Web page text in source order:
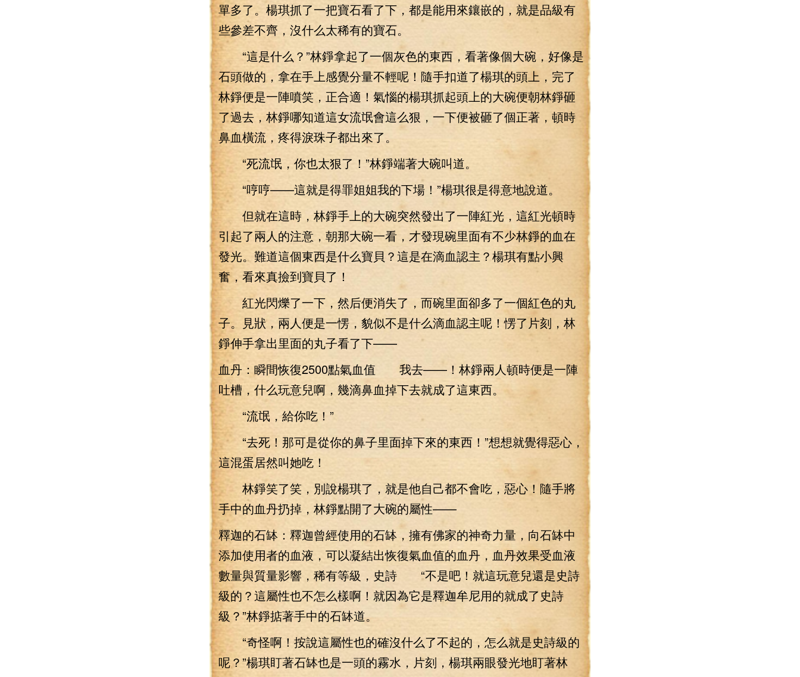
單多了。楊琪抓了一把寶石看了下，都是能用來鑲嵌的，就是品級有
些參差不齊，沒什么太稀有的寶石。
“這是什么？”林錚拿起了一個灰色的東西，看著像個大碗，好像是
石頭做的，拿在手上感覺分量不輕呢！隨手扣道了楊琪的頭上，完了
林錚便是一陣噴笑，正合適！氣惱的楊琪抓起頭上的大碗便朝林錚砸
了過去，林錚哪知道這女流氓會這么狠，一下便被砸了個正著，頓時
鼻血橫流，疼得淚珠子都出來了。
“死流氓，你也太狠了！”林錚端著大碗叫道。
“哼哼——這就是得罪姐姐我的下場！”楊琪很是得意地說道。
但就在這時，林錚手上的大碗突然發出了一陣紅光，這紅光頓時
引起了兩人的注意，朝那大碗一看，才發現碗里面有不少林錚的血在
發光。難道這個東西是什么寶貝？這是在滴血認主？楊琪有點小興
奮，看來真撿到寶貝了！
紅光閃爍了一下，然后便消失了，而碗里面卻多了一個紅色的丸
子。見狀，兩人便是一愣，貌似不是什么滴血認主呢！愣了片刻，林
錚伸手拿出里面的丸子看了下——
血丹：瞬間恢復2500點氣血值 我去——！林錚兩人頓時便是一陣
吐槽，什么玩意兒啊，幾滴鼻血掉下去就成了這東西。
“流氓，給你吃！”
“去死！那可是從你的鼻子里面掉下來的東西！”想想就覺得惡心，
這混蛋居然叫她吃！
林錚笑了笑，別說楊琪了，就是他自己都不會吃，惡心！隨手將
手中的血丹扔掉，林錚點開了大碗的屬性——
釋迦的石缽：釋迦曾經使用的石缽，擁有佛家的神奇力量，向石缽中
添加使用者的血液，可以凝結出恢復氣血值的血丹，血丹效果受血液
數量與質量影響，稀有等級，史詩 “不是吧！就這玩意兒還是史詩
級的？這屬性也不怎么樣啊！就因為它是釋迦牟尼用的就成了史詩
級？”林錚掂著手中的石缽道。
“奇怪啊！按說這屬性也的確沒什么了不起的，怎么就是史詩級的
呢？”楊琪盯著石缽也是一頭的霧水，片刻，楊琪兩眼發光地盯著林